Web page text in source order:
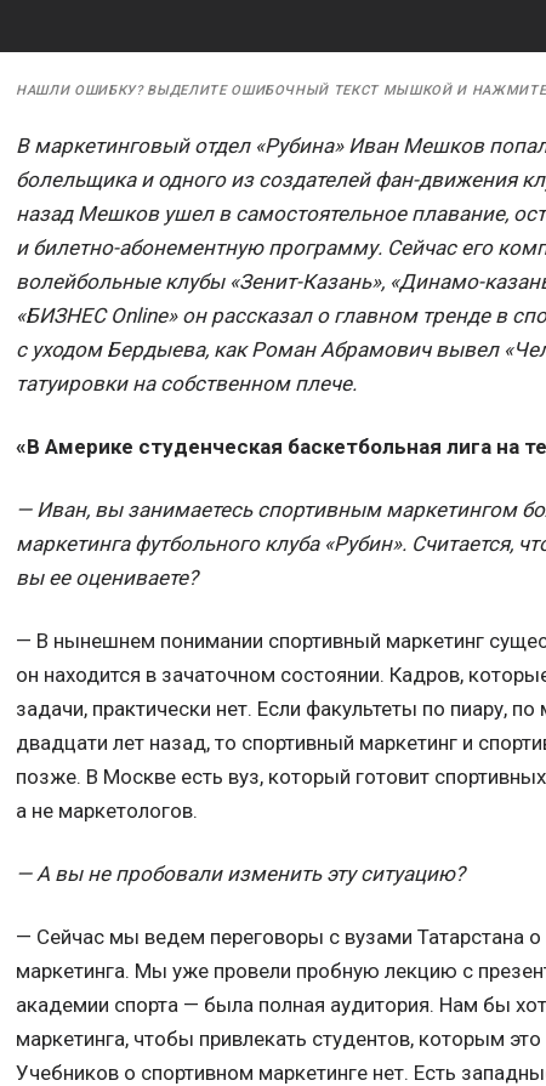
НАШЛИ ОШИБКУ? ВЫДЕЛИТЕ ОШИБОЧНЫЙ ТЕКСТ МЫШКОЙ И
В маркетинговый отдел «Рубина» Иван Мешков
болельщика и одного из создателей фан-движения
назад Мешков ушел в самостоятельное плавание,
и билетно-абонементную программу. Сейчас его
волейбольные клубы «Зенит-Казань», «Динамо-
«БИЗНЕС Online» он рассказал о главном тренде в
с уходом Бердыева, как Роман Абрамович вывел
татуировки на собственном плече.
«В Америке студенческая баскетбольная лига на
— Иван, вы занимаетесь спортивным маркетингом
маркетинга футбольного клуба «Рубин». Считается,
вы ее оцениваете?
— В нынешнем понимании спортивный маркетинг
он находится в зачаточном состоянии. Кадров,
задачи, практически нет. Если факультеты по пиару,
двадцати лет назад, то спортивный маркетинг и
позже. В Москве есть вуз, который готовит
а не маркетологов.
— А вы не пробовали изменить эту ситуацию?
— Сейчас мы ведем переговоры с вузами Татарстана о
маркетинга. Мы уже провели пробную лекцию с
академии спорта — была полная аудитория. Нам бы
маркетинга, чтобы привлекать студентов, которым
Учебников о спортивном маркетинге нет. Есть